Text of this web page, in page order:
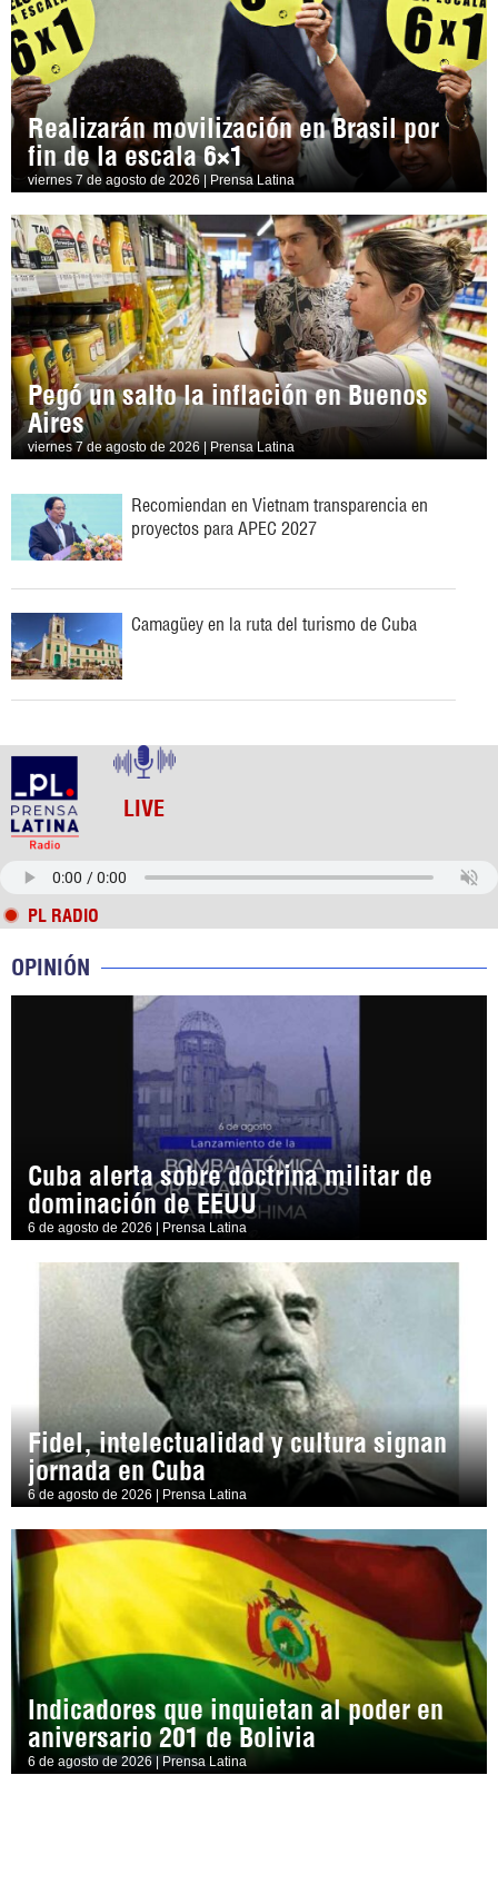
Realizarán movilización en Brasil por
fin de la escala 6×1
viernes 7 de agosto de 2026 | Prensa Latina
Pegó un salto la inflación en Buenos
Aires
viernes 7 de agosto de 2026 | Prensa Latina
Recomiendan en Vietnam transparencia en
proyectos para APEC 2027
Camagüey en la ruta del turismo de Cuba
LIVE
PL RADIO
OPINIÓN
Cuba alerta sobre doctrina militar de
dominación de EEUU
6 de agosto de 2026 | Prensa Latina
Fidel, intelectualidad y cultura signan
jornada en Cuba
6 de agosto de 2026 | Prensa Latina
Indicadores que inquietan al poder en
aniversario 201 de Bolivia
6 de agosto de 2026 | Prensa Latina